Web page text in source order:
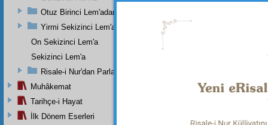
Dipnot-1
Yâ
Otuz Birinci Lem'adan
Yirmi Sekizinci Lem'anın Birinci Meselesi
On Sekizinci Lem'a
Sekizinci Lem'a
Risale-i Nur'dan Parlak Fıkralar Ve Bir Kısım Güzel Mektuplar
Muhâkemat
Tarihçe-i Hayat
İlk Dönem Eserleri